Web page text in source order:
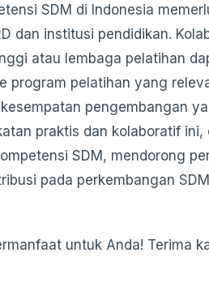
SDM di Indonesia
dan institusi pendidikan.
atau lembaga pelatihan
program pelatihan yang
pengembangan
praktis dan kolaboratif ini,
SDM, mendorong
pada perkembangan
untuk Anda! Terima